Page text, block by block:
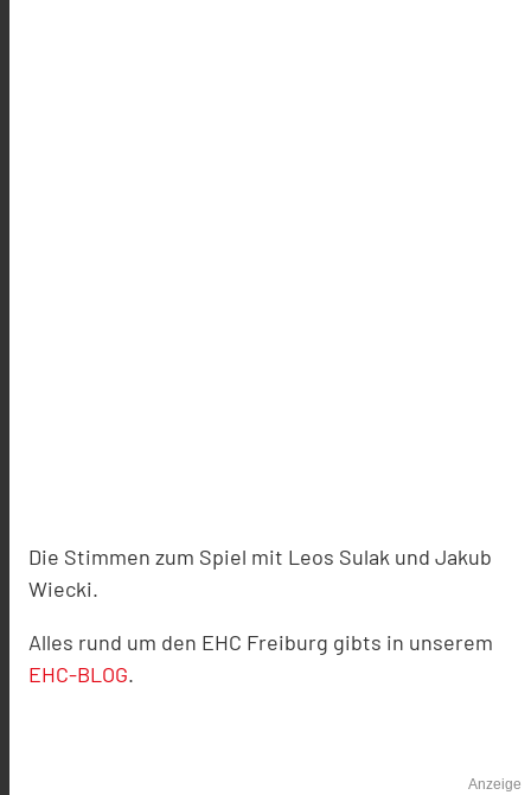
Die Stimmen zum Spiel mit Leos Sulak und Jakub
Wiecki.
Alles rund um den EHC Freiburg gibts in unserem
EHC-BLOG.
Anzeige